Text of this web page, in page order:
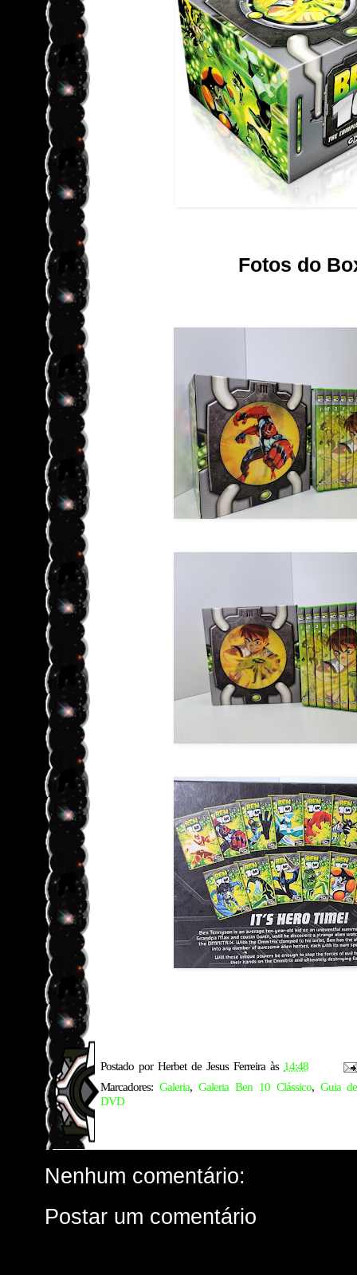
Fotos do
Postado por Herbet de Jesus Ferreira às 14:48
Marcadores: Galeria, Galeria Ben 10 Clássico, Guia
DVD
Nenhum comentário:
Postar um comentário